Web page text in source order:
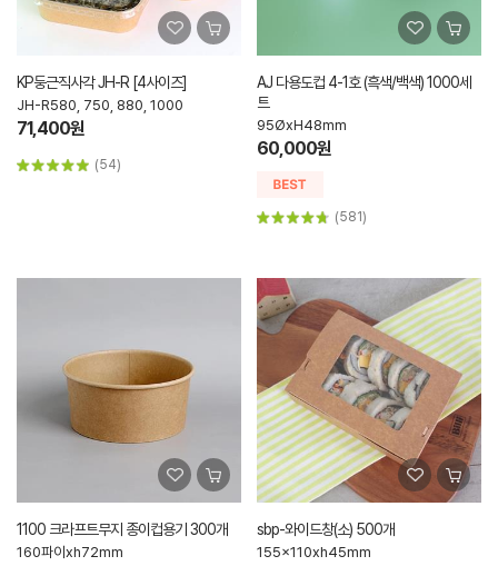
KP둥근직사각 JH-R [4사이즈]
JH-R580, 750, 880, 1000
71,400원
(54)
AJ 다용도컵 4-1호 (흑색/백색) 1000세
트
95ØxH48mm
60,000원
(581)
1100 크라프트무지 종이컵용기 300개
160파이xh72mm
sbp-와이드창(소) 500개
155x110xh45mm